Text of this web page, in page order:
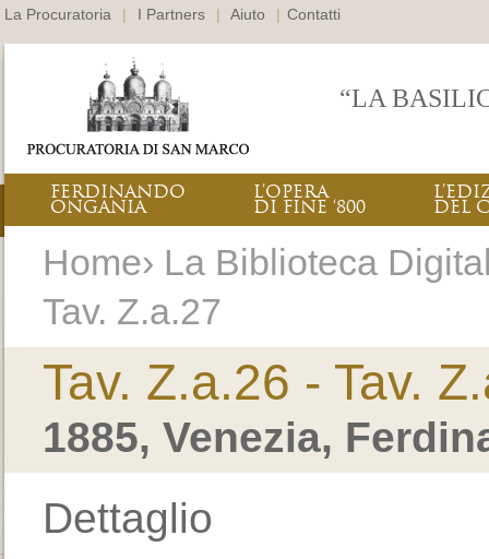
La Procuratoria | I Partners | Aiuto | Contatti
“LA
FERDINANDO
ONGANIA
L’OPERA
DI FINE ‘800 DEL
Home› La Biblioteca
Tav. Z.a.27
Tav. Z.a.26 - Tav.
1885, Venezia,
Dettaglio